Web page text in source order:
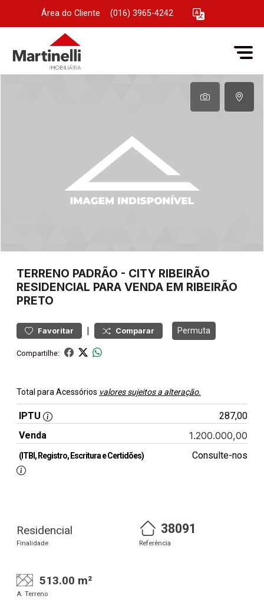
Área do Cliente (016) 3965-4242
TERRENO PADRÃO - CITY RIBEIRÃO
RESIDENCIAL PARA VENDA EM RIBEIRÃO
PRETO
Favoritar | Comparar Permuta
Compartilhe:
Total para Acessórios valores sujeitos a alteração.
IPTU
287,00
Venda
1.200.000,00
(ITBI, Registro, Escritura e Certidões) Consulte-nos
Residencial
Finalidade
38091
Referência
513.00 m²
A. Terreno